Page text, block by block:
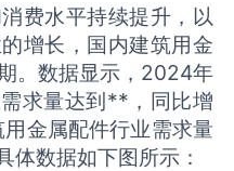
费水平持续提升，以
增长，国内建筑用金
。数据显示，2024年
求量达到**，同比增
金属配件行业需求量
数据如下图所示：